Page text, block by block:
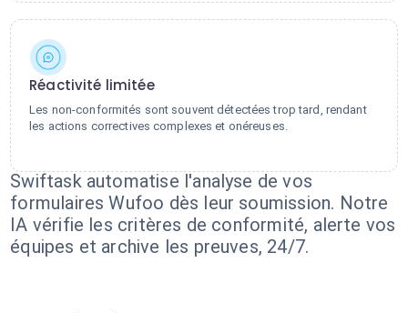
Réactivité limitée
Les non-conformités sont souvent détectées trop tard, rendant
les actions correctives complexes et onéreuses.
Swiftask automatise l'analyse de vos
formulaires Wufoo dès leur soumission. Notre
IA vérifie les critères de conformité, alerte vos
équipes et archive les preuves, 24/7.